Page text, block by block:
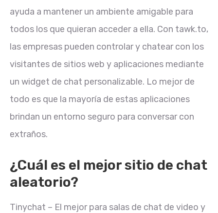
ayuda a mantener un ambiente amigable para
todos los que quieran acceder a ella. Con tawk.to,
las empresas pueden controlar y chatear con los
visitantes de sitios web y aplicaciones mediante
un widget de chat personalizable. Lo mejor de
todo es que la mayoría de estas aplicaciones
brindan un entorno seguro para conversar con
extraños.
¿Cuál es el mejor sitio de chat
aleatorio?
Tinychat – El mejor para salas de chat de video y